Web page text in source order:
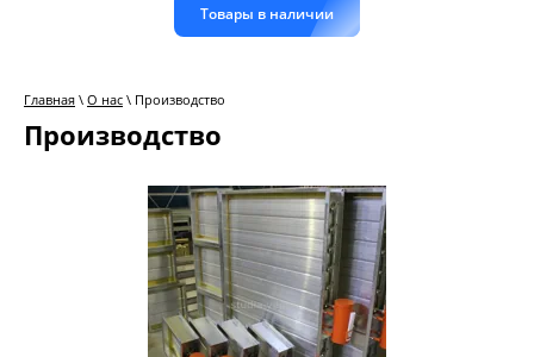
Товары в наличии
Главная \ О нас \ Производство
Производство